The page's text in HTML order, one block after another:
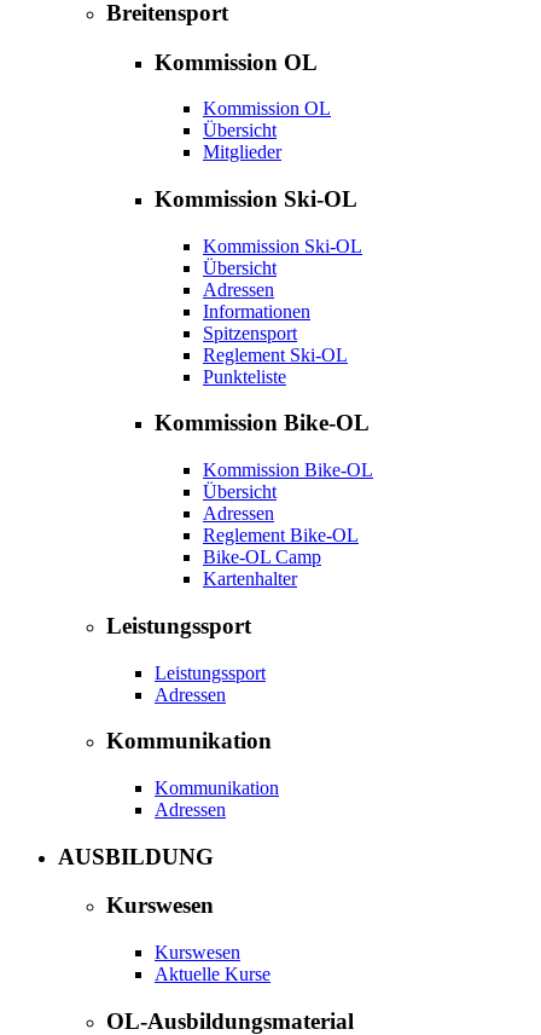
Breitensport
Kommission OL
Kommission OL
Übersicht
Mitglieder
Kommission Ski-OL
Kommission Ski-OL
Übersicht
Adressen
Informationen
Spitzensport
Reglement Ski-OL
Punkteliste
Kommission Bike-OL
Kommission Bike-OL
Übersicht
Adressen
Reglement Bike-OL
Bike-OL Camp
Kartenhalter
Leistungssport
Leistungssport
Adressen
Kommunikation
Kommunikation
Adressen
AUSBILDUNG
Kurswesen
Kurswesen
Aktuelle Kurse
OL-Ausbildungsmaterial